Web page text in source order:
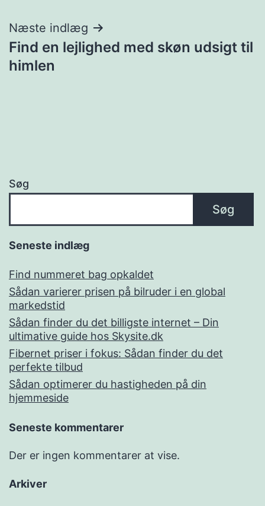
Næste indlæg
Find en lejlighed med skøn udsigt til
himlen
Søg
Søg
Seneste indlæg
Find nummeret bag opkaldet
Sådan varierer prisen på bilruder i en global
markedstid
Sådan finder du det billigste internet – Din
ultimative guide hos Skysite.dk
Fibernet priser i fokus: Sådan finder du det
perfekte tilbud
Sådan optimerer du hastigheden på din
hjemmeside
Seneste kommentarer
Der er ingen kommentarer at vise.
Arkiver